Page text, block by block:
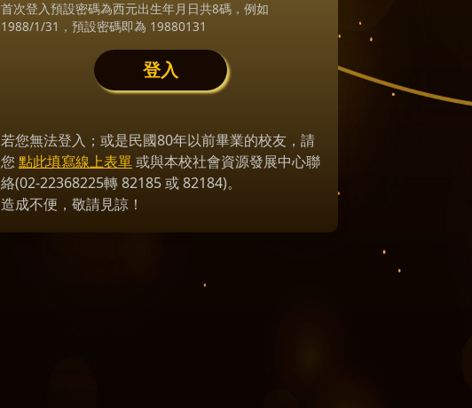
首次登入預設密碼為西元出生年月日共8碼，例如
1988/1/31，預設密碼即為 19880131
若您無法登入；或是民國80年以前畢業的校友，請
您 點此填寫線上表單或與本校社會資源發展中心聯
絡(02-22368225轉 82185 或 82184)。
造成不便，敬請見諒！